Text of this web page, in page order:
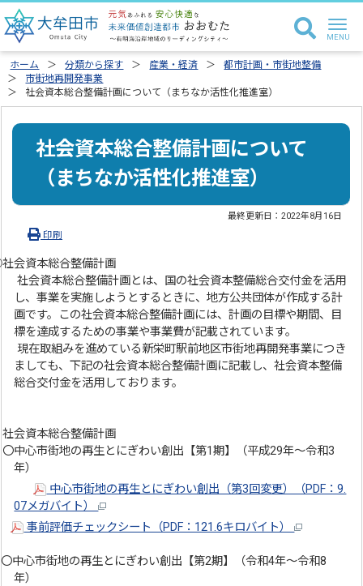
ホーム 分類から探す 産業・経済
都市計画・市街地整備
市街地再開発事業
社会資本総合整備計画について（まちなか活性化推進室）
社会資本総合整備計画について
（まちなか活性化推進室）
最終更新日：2022年8月16日
印刷
会資本総合整備計画
会資本総合整備計画とは、国の社会資本整備総合交付金を活用
し、事業を実施しようとするときに、地方公共団体が作成する計
画です。この社会資本総合整備計画には、計画の目標や期間、目
標を達成するための事業や事業費が記載されています。
在取組みを進めている新栄町駅前地区市街地再開発事業につき
ましても、下記の社会資本総合整備計画に記載し、社会資本整備
総合交付金を活用しております。
会資本総合整備計画
中心市街地の再生とにぎわい創出【第1期】（平成29年～令和3
年）
中心市街地の再生とにぎわい創出（第3回変更）（PDF：9.
07メガバイト）
事前評価チェックシート（PDF：121.6キロバイト）
中心市街地の再生とにぎわい創出【第2期】（令和4年～令和8
年）